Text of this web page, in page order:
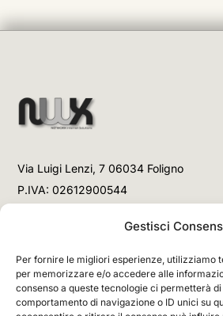
Gestisci
Per fornire le migliori esperienze, utilizziamo
per memorizzare e/o accedere alle
consenso a queste tecnologie ci permetterà
comportamento di navigazione o ID unici su
Via Luigi Lenzi, 7 06034 Foligno
P.IVA: 02612900544
+39 3477853708 (Chiamata)
Email